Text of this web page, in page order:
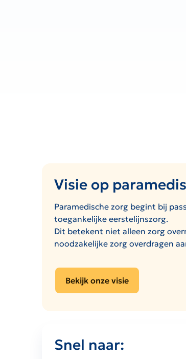
Visie op
Paramedische zorg begint bij
toegankelijke eerstelijnszorg.
Dit betekent niet alleen zorg
noodzakelijke zorg overdragen
Bekijk onze visie
Snel naar: